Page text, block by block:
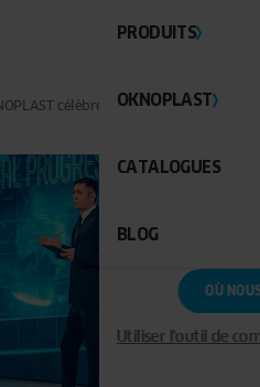
PRODUITS
OKNOPLAST
CATALOGUES
BLOG
OÙ
Utiliser l'outil de
célèbre ses 25 ans